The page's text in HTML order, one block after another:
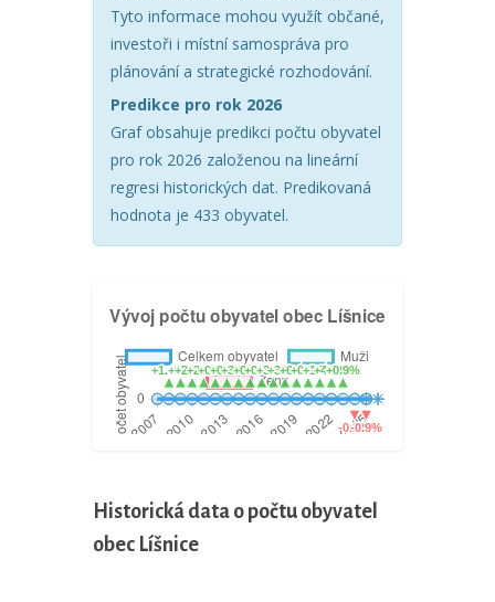
Tyto informace mohou využít občané,
investoři i místní samospráva pro
plánování a strategické rozhodování.
Predikce pro rok 2026
Graf obsahuje predikci počtu obyvatel
pro rok 2026 založenou na lineární
regresi historických dat. Predikovaná
hodnota je 433 obyvatel.
Historická data o počtu obyvatel
obec Líšnice